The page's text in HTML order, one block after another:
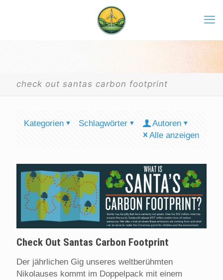
check out santas carbon footprint
Kategorien Schlagwörter
Autoren
Alle anzeigen
Check Out Santas Carbon Footprint
Der jährlichen Gig unseres weltberühmten
Nikolauses kommt im Doppelpack mit einem